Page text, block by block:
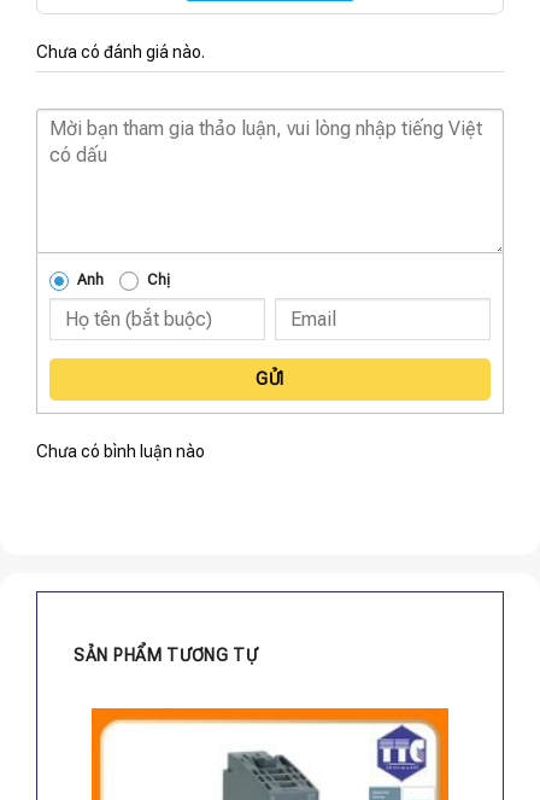
Chưa có đánh giá nào.
Anh Chị
GỬI
Chưa có bình luận nào
SẢN PHẨM TƯƠNG TỰ